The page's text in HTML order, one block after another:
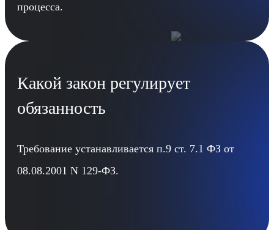
процесса.
Какой закон регулирует
обязанность
Требование устанавливается п.9 ст. 7.1 ФЗ от
08.08.2001 N 129-ФЗ.